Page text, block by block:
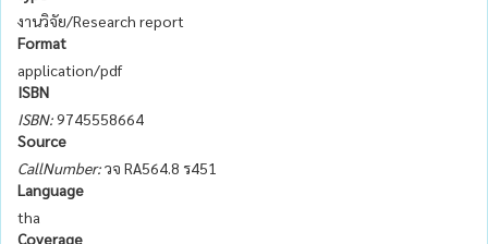
งานวิจัย/Research report
Format
application/pdf
ISBN
ISBN:9745558664
Source
CallNumber:วจ RA564.8 ร451
Language
tha
Coverage